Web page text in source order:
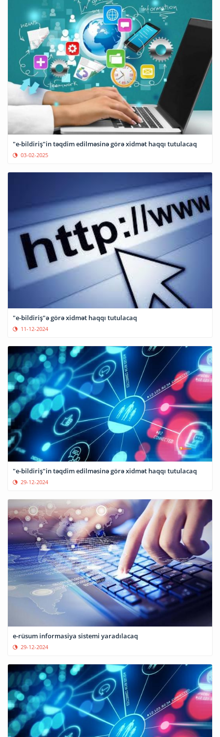
"e-bildiriş"in təqdim edilməsinə görə xidmət haqqı tutulacaq
03-02-2025
"e-bildiriş"ə görə xidmət haqqı tutulacaq
11-12-2024
"e-bildiriş"in təqdim edilməsinə görə xidmət haqqı tutulacaq
29-12-2024
e-rüsum informasiya sistemi yaradılacaq
29-12-2024